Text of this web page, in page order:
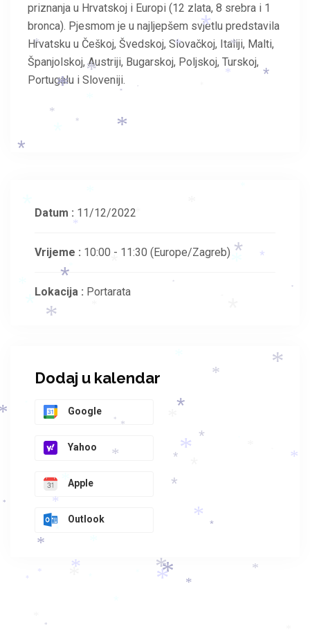
priznanja u Hrvatskoj i Europi (12 zlata, 8 srebra i 1
bronca). Pjesmom je u najljepšem svjetlu predstavila
Hrvatsku u Češkoj, Švedskoj, Slovačkoj, Italiji, Malti,
Španjolskoj, Austriji, Bugarskoj, Poljskoj, Turskoj,
Portugalu i Sloveniji.
Datum : 11/12/2022
Vrijeme : 10:00 - 11:30 (Europe/Zagreb)
Lokacija : Portarata
Dodaj u kalendar
Google
Yahoo
Apple
Outlook
*
*
*
*
*
*
*
*
*
*
*
*
*
*
*
*
*
*
*
* *
*
*
*
*
*
*
*
*
*
*
*
*
*
*
*
*
*
*
*
*